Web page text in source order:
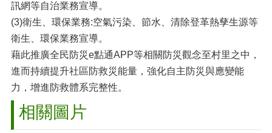
訊網等自治業務宣導。
(3)衛生、環保業務:空氣污染、節水、清除登革熱孳生源等
衛生、環保業務宣導。
藉此推廣全民防災e點通APP等相關防災觀念至村里之中，
進而持續提升社區防救災能量，強化自主防災與應變能
力，增進防救體系完整性。
相關圖片